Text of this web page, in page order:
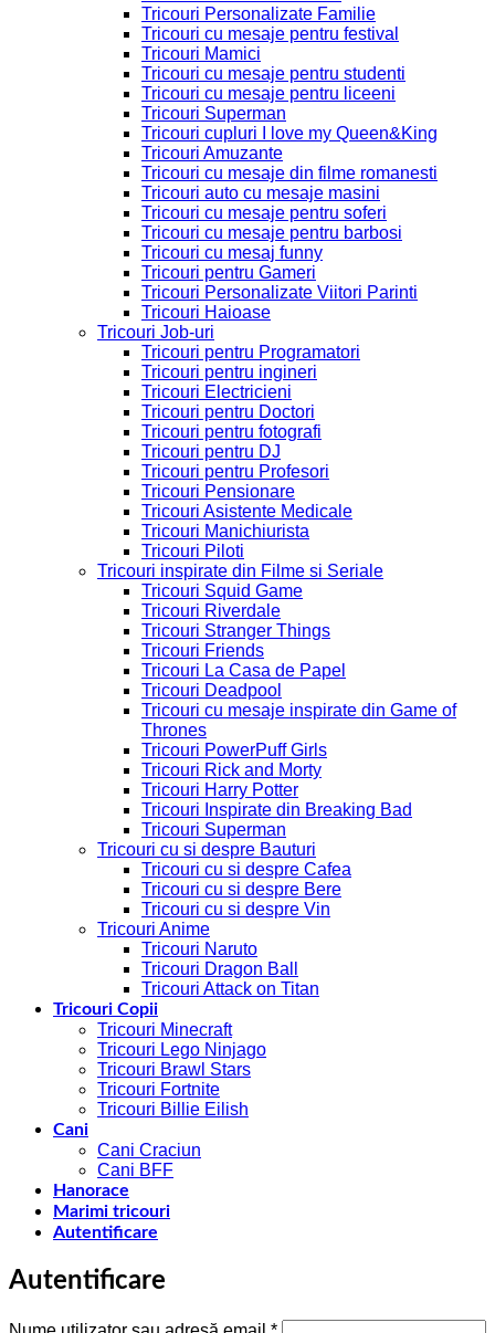
Tricouri Personalizate Familie
Tricouri cu mesaje pentru festival
Tricouri Mamici
Tricouri cu mesaje pentru studenti
Tricouri cu mesaje pentru liceeni
Tricouri Superman
Tricouri cupluri I love my Queen&King
Tricouri Amuzante
Tricouri cu mesaje din filme romanesti
Tricouri auto cu mesaje masini
Tricouri cu mesaje pentru soferi
Tricouri cu mesaje pentru barbosi
Tricouri cu mesaj funny
Tricouri pentru Gameri
Tricouri Personalizate Viitori Parinti
Tricouri Haioase
Tricouri Job-uri
Tricouri pentru Programatori
Tricouri pentru ingineri
Tricouri Electricieni
Tricouri pentru Doctori
Tricouri pentru fotografi
Tricouri pentru DJ
Tricouri pentru Profesori
Tricouri Pensionare
Tricouri Asistente Medicale
Tricouri Manichiurista
Tricouri Piloti
Tricouri inspirate din Filme si Seriale
Tricouri Squid Game
Tricouri Riverdale
Tricouri Stranger Things
Tricouri Friends
Tricouri La Casa de Papel
Tricouri Deadpool
Tricouri cu mesaje inspirate din Game of
Thrones
Tricouri PowerPuff Girls
Tricouri Rick and Morty
Tricouri Harry Potter
Tricouri Inspirate din Breaking Bad
Tricouri Superman
Tricouri cu si despre Bauturi
Tricouri cu si despre Cafea
Tricouri cu si despre Bere
Tricouri cu si despre Vin
Tricouri Anime
Tricouri Naruto
Tricouri Dragon Ball
Tricouri Attack on Titan
Tricouri Copii
Tricouri Minecraft
Tricouri Lego Ninjago
Tricouri Brawl Stars
Tricouri Fortnite
Tricouri Billie Eilish
Cani
Cani Craciun
Cani BFF
Hanorace
Marimi tricouri
Autentificare
Autentificare
Obligatoriu